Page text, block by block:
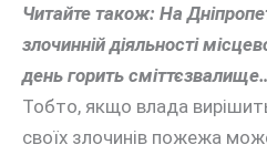
Читайте також: На
злочинній діяльності
день горить
Тобто, якщо влада
своїх злочинів пожежа